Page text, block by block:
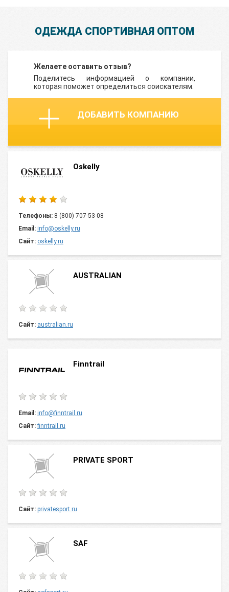
ОДЕЖДА СПОРТИВНАЯ ОПТОМ
Желаете оставить отзыв?
Поделитесь информацией о компании,
которая поможет определиться соискателям.
ДОБАВИТЬ КОМПАНИЮ
Oskelly
Телефоны: 8 (800) 707-53-08
Email: info@oskelly.ru
Сайт: oskelly.ru
AUSTRALIAN
Сайт: australian.ru
Finntrail
Email: info@finntrail.ru
Сайт: finntrail.ru
PRIVATE SPORT
Сайт: privatesport.ru
SAF